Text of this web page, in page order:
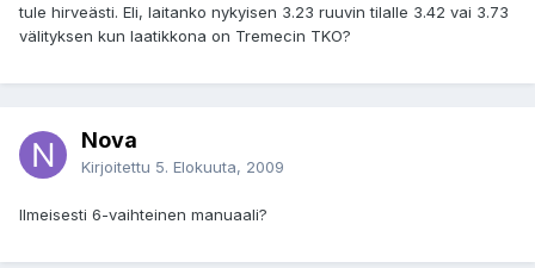
tule hirveästi. Eli, laitanko nykyisen 3.23 ruuvin tilalle 3.42 vai 3.73
välityksen kun laatikkona on Tremecin TKO?
Nova
Kirjoitettu 5. Elokuuta, 2009
Ilmeisesti 6-vaihteinen manuaali?